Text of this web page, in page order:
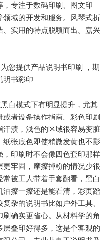
专注于数码印刷、图文印
领域的开发和服务。风琴式折
实用的特点脱颖而出。嘉兴
您提供产品说明书印刷 ，期
明书彩印
白模式下有明显提升，尤其
者设备操作指南。彩色印刷
汗渍，浅色的区域很容易变脏
张底色即使稍微发黄也不影
印刷时不会像四色套印那样
牢固，摩擦掉粉的情况少很
被工人带着手套翻看，黑白
擦一擦还是能看清，彩页蹭
杂的说明书比如户外工具、
确实更省心。从材料学的角
层叠印好得多，这是个客观的